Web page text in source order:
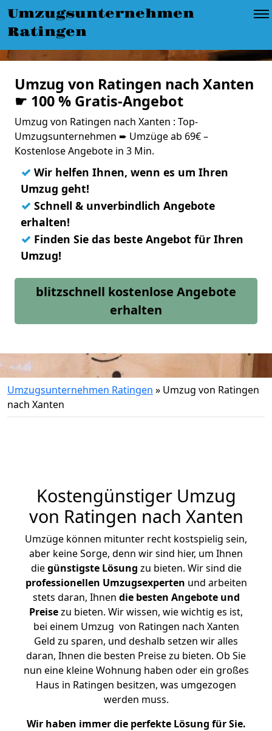
Umzugsunternehmen
Ratingen
Umzug von Ratingen nach Xanten
☛ 100 % Gratis-Angebot
Umzug von Ratingen nach Xanten : Top-
Umzugsunternehmen ➨ Umzüge ab 69€ –
Kostenlose Angebote in 3 Min.
✓ Wir helfen Ihnen, wenn es um Ihren
Umzug geht!
✓ Schnell & unverbindlich Angebote
erhalten!
✓ Finden Sie das beste Angebot für Ihren
Umzug!
blitzschnell kostenlose Angebote
erhalten
Umzugsunternehmen Ratingen » Umzug von Ratingen
nach Xanten
Kostengünstiger Umzug
von Ratingen nach Xanten
Umzüge können mitunter recht kostspielig sein,
aber keine Sorge, denn wir sind hier, um Ihnen
diegünstigste Lösung zu bieten. Wir sind die
professionellen Umzugsexperten und arbeiten
stets daran, Ihnen die besten Angebote und
Preisezu bieten. Wir wissen, wie wichtig es ist,
bei einem Umzug von Ratingen nach Xanten
Geld zu sparen, und deshalb setzen wir alles
daran, Ihnen die besten Preise zu bieten. Ob Sie
nun eine kleine Wohnung haben oder ein großes
Haus in Ratingen besitzen, was umgezogen
werden muss.
Wir haben immer die perfekte Lösung für Sie.